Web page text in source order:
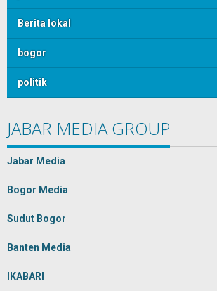
Berita lokal
bogor
politik
JABAR MEDIA GROUP
Jabar Media
Bogor Media
Sudut Bogor
Banten Media
IKABARI